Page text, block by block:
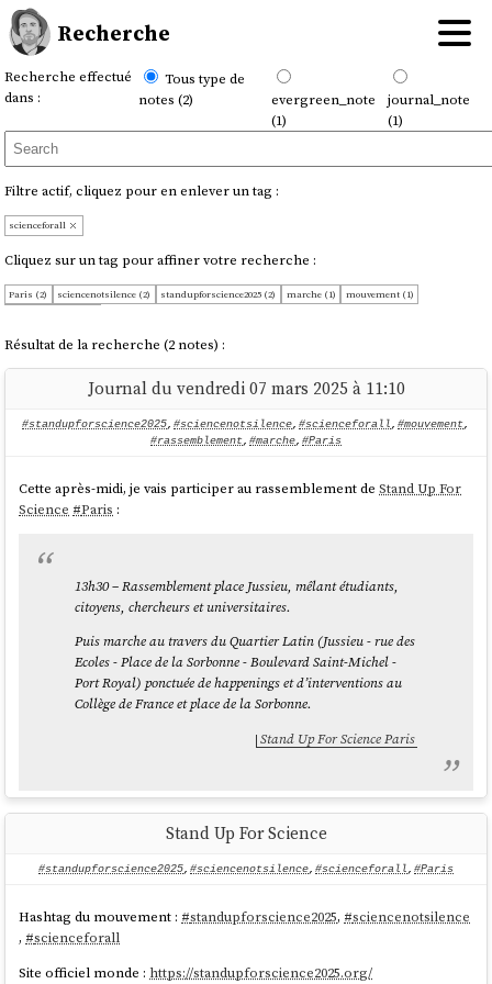
Recherche
Recherche effectué
dans :
Tous type de
notes (2)
evergreen_note
(1)
journal_note
(1)
Filtre actif, cliquez pour en enlever un tag :
scienceforall
Cliquez sur un tag pour affiner votre recherche :
Paris (2) sciencenotsilence (2) standupforscience2025 (2) marche (1)
mouvement (1)
Résultat de la recherche (2 notes) :
Journal du vendredi 07 mars 2025 à 11:10
#standupforscience2025, #sciencenotsilence, #scienceforall, #mouvement,
#rassemblement, #marche, #Paris
Cette après-midi, je vais participer au rassemblement deStand Up For
Science #Paris :
13h30 – Rassemblement place Jussieu, mêlant étudiants,
citoyens, chercheurs et universitaires.
Puis marche au travers du Quartier Latin (Jussieu - rue des
Ecoles - Place de la Sorbonne - Boulevard Saint-Michel -
Port Royal) ponctuée de happenings et d’interventions au
Collège de France et place de la Sorbonne.
Stand Up For Science Paris
Stand Up For Science
#standupforscience2025, #sciencenotsilence, #scienceforall, #Paris
Hashtag du mouvement : #standupforscience2025, #sciencenotsilence
, #scienceforall
Site officiel monde : https://standupforscience2025.org/